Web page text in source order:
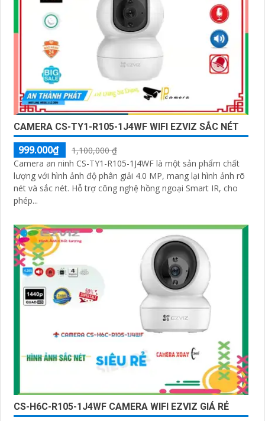
CAMERA CS-TY1-R105-1J4WF WIFI EZVIZ SẮC NÉT
999.000₫
1,100,000 ₫
Camera an ninh CS-TY1-R105-1J4WF là một sản phẩm chất
lượng với hình ảnh độ phân giải 4.0 MP, mang lại hình ảnh rõ
nét và sắc nét. Hỗ trợ công nghệ hồng ngoại Smart IR, cho
phép...
CS-H6C-R105-1J4WF CAMERA WIFI EZVIZ GIÁ RẺ